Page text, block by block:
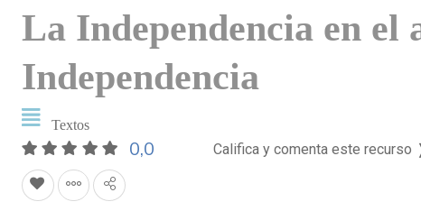
La Independencia en el
Independencia
Textos
0,0 Califica y comenta este recurso